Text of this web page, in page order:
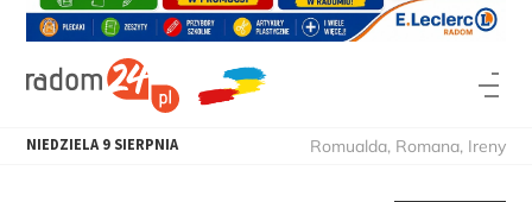
NIEDZIELA 9 SIERPNIA Romualda, Romana, Ireny